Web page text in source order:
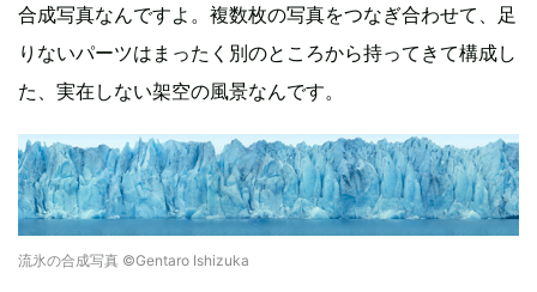
合成写真なんですよ。複数枚の写真をつなぎ合わせて、足
りないパーツはまったく別のところから持ってきて構成し
た、実在しない架空の風景なんです。
流氷の合成写真 ©Gentaro Ishizuka